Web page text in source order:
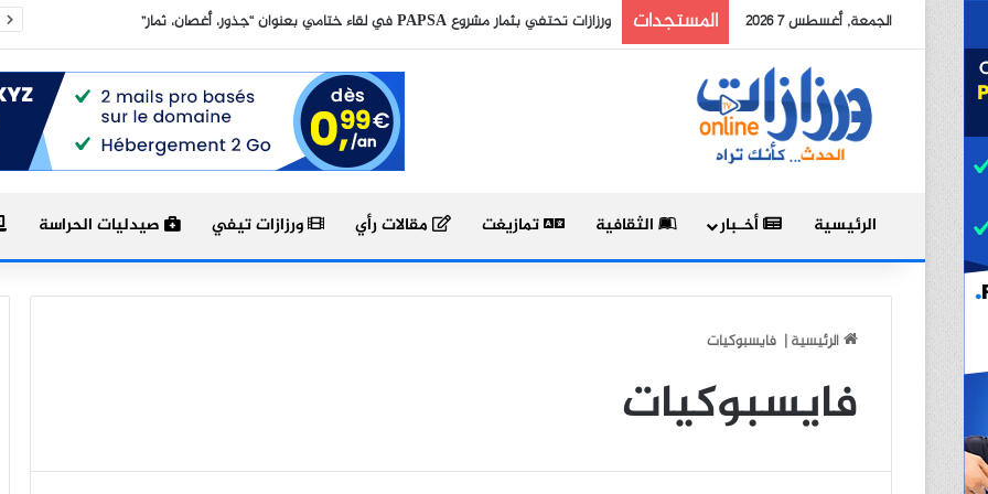
الجمعة, أغسطس 7 2026 المستجدات ورزازات تحتفي بثمار مشروع PAPSA في لقاء ختامي بعنوان “جذور، أغصان، ثمار”
الرئيسية أخـبار الثقافية تمازيغت مقالات رأي ورزازات تيفي صيدليات الحراسة
الرئيسية| فايسبوكيات
فايسبوكيات